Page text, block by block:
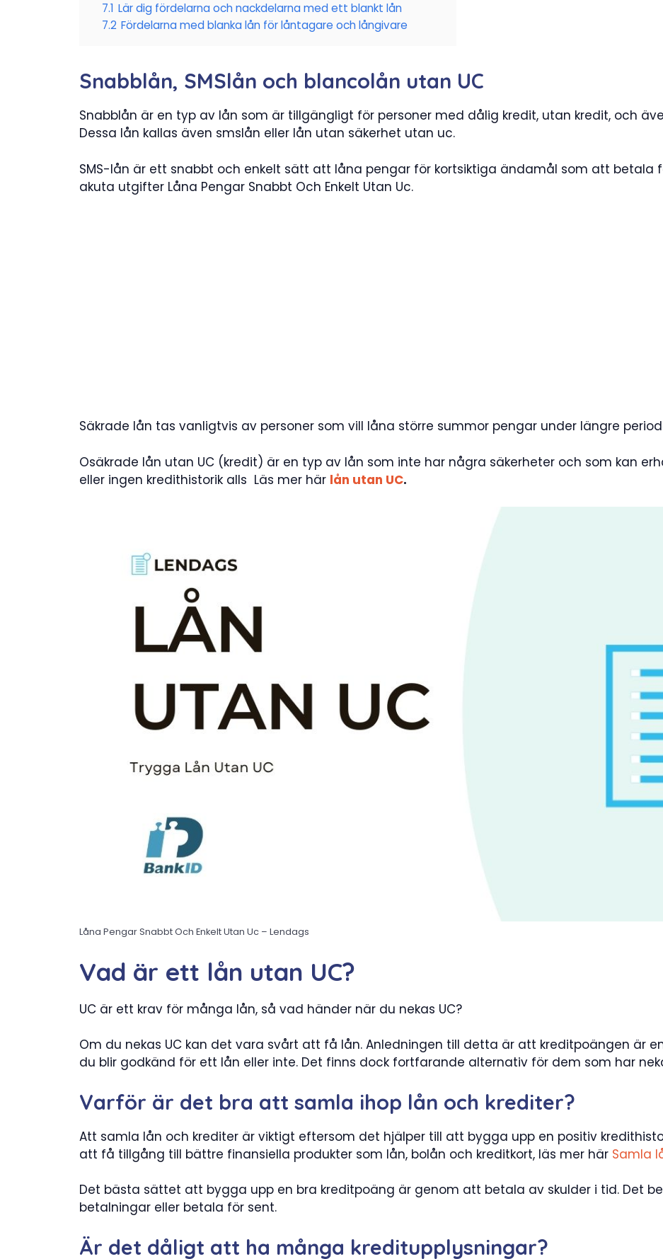
7.1 Lär dig fördelarna och nackdelarna med ett blankt lån
7.2 Fördelarna med blanka lån för låntagare och långivare
Snabblån, SMSlån och blancolån utan UC
Snabblån är en typ av lån som är tillgängligt för personer med dålig kredit, utan kredit, och
Dessa lån kallas även smslån eller lån utan säkerhet utan uc.
SMS-lån är ett snabbt och enkelt sätt att låna pengar för kortsiktiga ändamål som att betala
akuta utgifter Låna Pengar Snabbt Och Enkelt Utan Uc.
Säkrade lån tas vanligtvis av personer som vill låna större summor pengar under längre
Osäkrade lån utan UC (kredit) är en typ av lån som inte har några säkerheter och som kan
eller ingen kredithistorik alls Läs mer här lån utan UC.
Låna Pengar Snabbt Och Enkelt Utan Uc – Lendags
Vad är ett lån utan UC?
UC är ett krav för många lån, så vad händer när du nekas UC?
Om du nekas UC kan det vara svårt att få lån. Anledningen till detta är att kreditpoängen är
du blir godkänd för ett lån eller inte. Det finns dock fortfarande alternativ för dem som har
Varför är det bra att samla ihop lån och krediter?
Att samla lån och krediter är viktigt eftersom det hjälper till att bygga upp en positiv
att få tillgång till bättre finansiella produkter som lån, bolån och kreditkort, läs mer här Samla
Det bästa sättet att bygga upp en bra kreditpoäng är genom att betala av skulder i tid. Det
betalningar eller betala för sent.
Är det dåligt att ha många kreditupplysningar?